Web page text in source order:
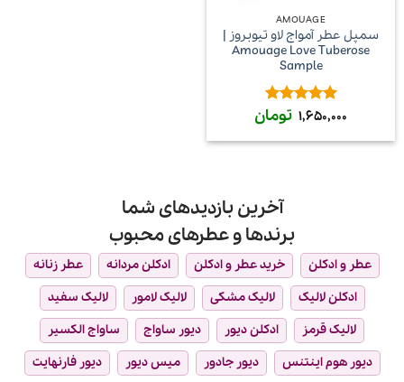
AMOUAGE
سمپل عطر آمواج لاو تیوبروز |
Amouage Love Tuberose
Sample
امتیاز 5از 1,650,000 تومان
آخرین بازدیدهای شما
برندها و عطرهای محبوب
عطر و ادکلن خرید عطر و ادکلن ادکلن مردانه
عطر زنانه
ادکلن لالیک
لالیک مشکی لالیک لامور
لالیک سفید
لالیک قرمز
ادکلن دیور دیور ساواج
ساواج الکسیر
دیور هوم اینتنس
دیور جادور میس دیور
دیور فارنهایت